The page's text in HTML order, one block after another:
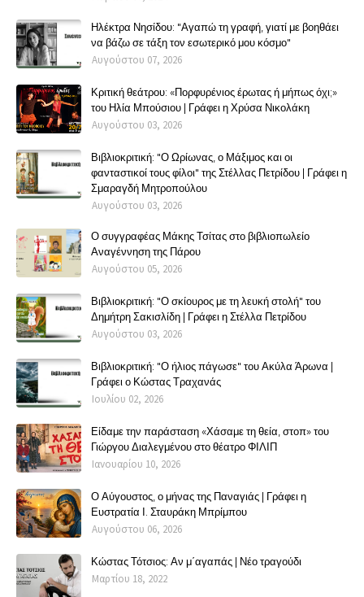
Ηλέκτρα Νησίδου: "Αγαπώ τη γραφή, γιατί με βοηθάει
να βάζω σε τάξη τον εσωτερικό μου κόσμο"
Αυγούστου 07, 2026
Κριτική θεάτρου: «Πορφυρένιος έρωτας ή μήπως όχι;»
του Ηλία Μπούσιου | Γράφει η Χρύσα Νικολάκη
Αυγούστου 03, 2026
Βιβλιοκριτική: "Ο Ωρίωνας, ο Μάξιμος και οι
φανταστικοί τους φίλοι" της Στέλλας Πετρίδου | Γράφει η
Σμαραγδή Μητροπούλου
Αυγούστου 03, 2026
Ο συγγραφέας Μάκης Τσίτας στο βιβλιοπωλείο
Αναγέννηση της Πάρου
Αυγούστου 05, 2026
Βιβλιοκριτική: "Ο σκίουρος με τη λευκή στολή" του
Δημήτρη Σακισλίδη | Γράφει η Στέλλα Πετρίδου
Αυγούστου 03, 2026
Βιβλιοκριτική: "Ο ήλιος πάγωσε" του Ακύλα Άρωνα |
Γράφει ο Κώστας Τραχανάς
Ιουλίου 02, 2026
Είδαμε την παράσταση «Χάσαμε τη θεία, στοπ» του
Γιώργου Διαλεγμένου στο θέατρο ΦΙΛΙΠ
Ιανουαρίου 10, 2026
Ο Αύγουστος, ο μήνας της Παναγιάς | Γράφει η
Ευστρατία Ι. Σταυράκη Μπρίμπου
Αυγούστου 06, 2026
Κώστας Τότσιος: Αν μ΄αγαπάς | Νέο τραγούδι
Μαρτίου 18, 2022